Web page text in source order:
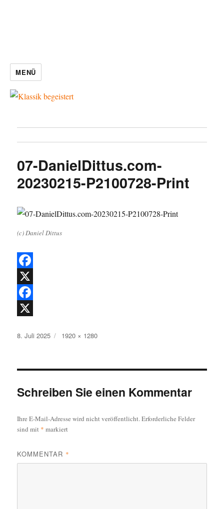
MENÜ
07-DanielDittus.com-
20230215-P2100728-Print
(c) Daniel Dittus
F
a
c
b
o
k
X
F
c
b
o
k
Veröffentlicht
8. Juli 2025 Originalgröße
1920 × 1280
Schreiben Sie einen Kommentar
Ihre E-Mail-Adresse wird nicht veröffentlicht.Erforderliche Felder
sind mit * markiert
KOMMENTAR *